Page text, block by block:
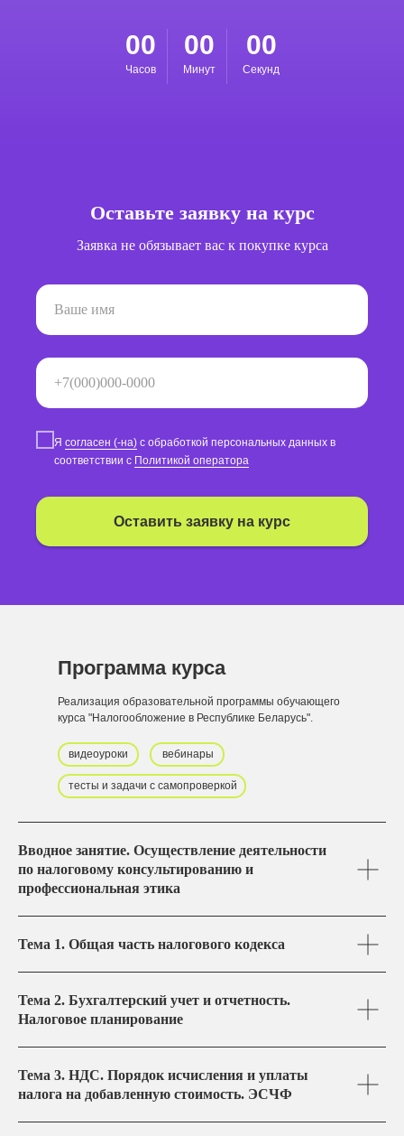
00
Часов
00
Минут
00
Секунд
Оставьте заявку на курс
Заявка не обязывает вас к покупке курса
Я согласен (-на) с обработкой персональных данных в
соответствии с Политикой оператора
Оставить заявку на курс
Программа курса
видеоуроки
Реализация образовательной программы обучающего
курса "Налогообложение в Республике Беларусь".
тесты и задачи с самопроверкой
вебинары
Вводное занятие. Осуществление деятельности
по налоговому консультированию и
профессиональная этика
Тема 1. Общая часть налогового кодекса
Тема 2. Бухгалтерский учет и отчетность.
Налоговое планирование
Тема 3. НДС. Порядок исчисления и уплаты
налога на добавленную стоимость. ЭСЧФ